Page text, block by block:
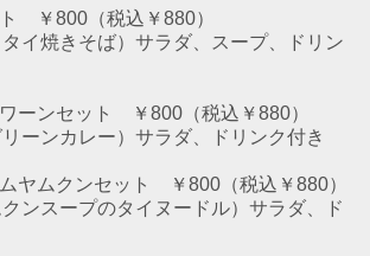
￥800（税込￥880）
イ焼きそば） サラダ、スープ、ドリン
ーンセット ￥800（税込￥880）
ーンカレー） サラダ、ドリンク付き
ヤムクンセット ￥800（税込￥880）
クンスープのタイヌードル） サラダ、ド